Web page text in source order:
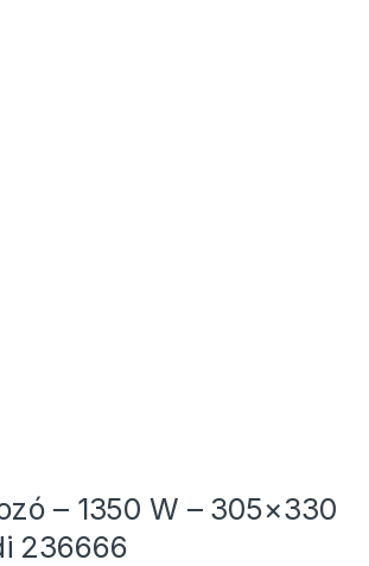
– 1350 W – 305×330
236666